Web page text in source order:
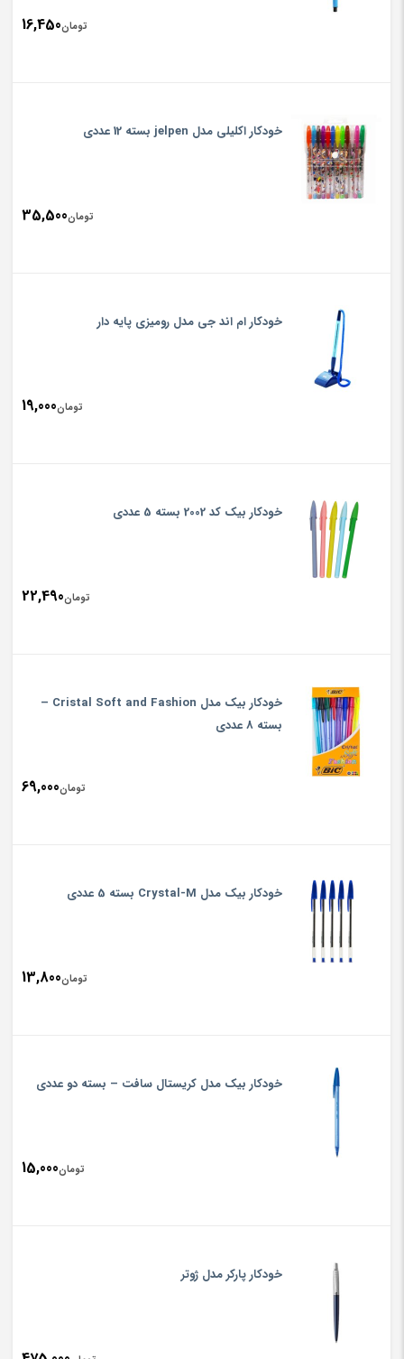
تومان16,450
خودکار اکلیلی مدل jelpen بسته 12 عددی
تومان35,500
خودکار ام اند جی مدل رومیزی پایه دار
تومان19,000
خودکار بیک کد 2002 بسته 5 عددی
تومان22,490
خودکار بیک مدل Cristal Soft and Fashion –
بسته 8 عددی
تومان69,000
خودکار بیک مدل Crystal-M بسته 5 عددی
تومان13,800
خودکار بیک مدل کریستال سافت – بسته دو عددی
تومان15,000
خودکار پارکر مدل ژوتر